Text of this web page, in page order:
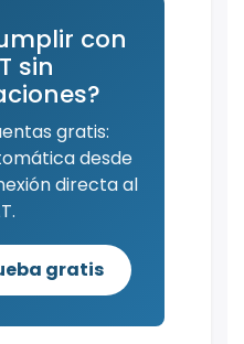
con
sin
gratis:
desde
directa al
gratis